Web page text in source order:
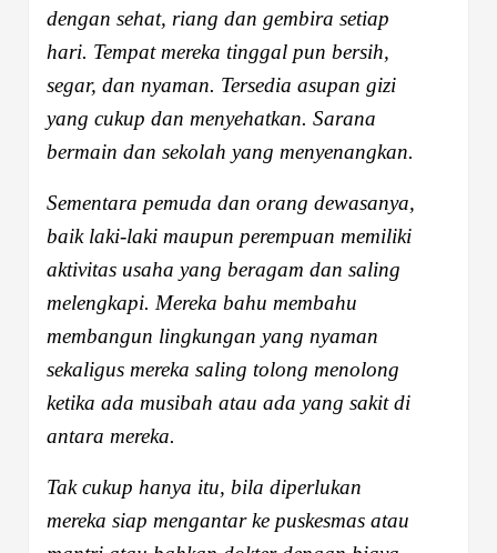
dengan sehat, riang dan gembira setiap
hari. Tempat mereka tinggal pun bersih,
segar, dan nyaman. Tersedia asupan gizi
yang cukup dan menyehatkan. Sarana
bermain dan sekolah yang menyenangkan.
Sementara pemuda dan orang dewasanya,
baik laki-laki maupun perempuan memiliki
aktivitas usaha yang beragam dan saling
melengkapi. Mereka bahu membahu
membangun lingkungan yang nyaman
sekaligus mereka saling tolong menolong
ketika ada musibah atau ada yang sakit di
antara mereka.
Tak cukup hanya itu, bila diperlukan
mereka siap mengantar ke puskesmas atau